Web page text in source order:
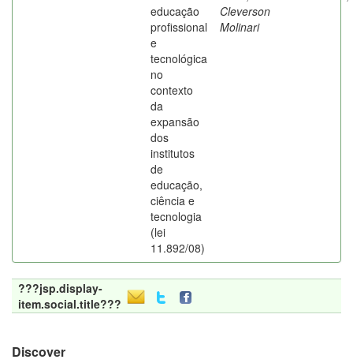
educação
profissional
e
tecnológica
no
contexto
da
expansão
dos
institutos
de
educação,
ciência e
tecnologia
(lei
11.892/08)
Cleverson
Molinari
???jsp.display-
item.social.title???
Discover